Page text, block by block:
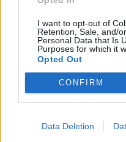
I want to opt-out of
Retention, Sale, and/
Personal Data that Is
Purposes for which it
Opted Out
CONFIRM
Data Deletion